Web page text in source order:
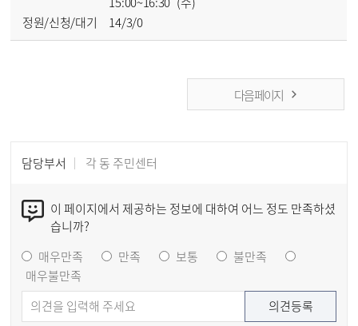
정원/신청/대기
14/3/0
다음 페이지
담당부서 각 동 주민센터
이 페이지에서 제공하는 정보에 대하여 어느 정도 만족하셨
습니까?
매우만족
만족 보통
불만족
매우불만족